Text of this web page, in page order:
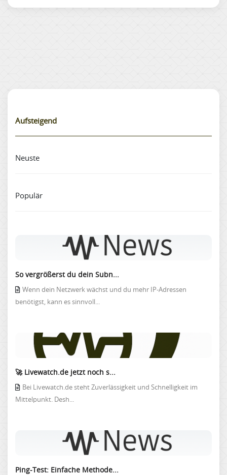
Aufsteigend
Neuste
Populär
So vergrößerst du dein Subn...
Wenn dein Netzwerk wächst und du mehr IP-Adressen
benötigst, kann es sinnvoll...
🚀 Livewatch.de jetzt noch s...
Bei Livewatch.de steht Zuverlässigkeit und Schnelligkeit im
Mittelpunkt. Desh...
Ping-Test: Einfache Methode...